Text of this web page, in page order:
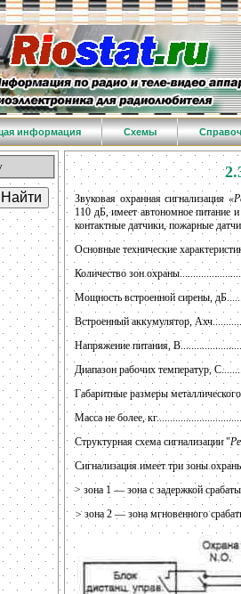
информация Схемы
Звуковая охранная сигнализация
110 дБ, имеет автономное питание
контактные датчики, пожарные
Основные технические
Количество зон
Мощность встроенной сирены,
Встроенный аккумулятор,
Напряжение питания,
Диапазон рабочих температур,
Габаритные размеры
Масса не более,
Структурная схема сигнализации "
Сигнализация имеет три зоны
> зона 1 — зона с задержкой
> зона 2 — зона мгновенного